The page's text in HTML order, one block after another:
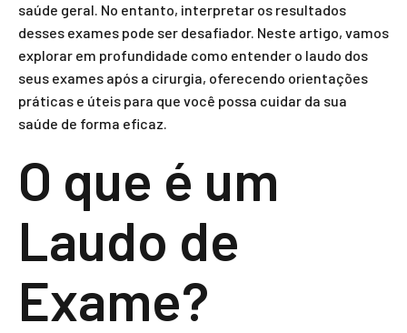
saúde geral. No entanto, interpretar os resultados
desses exames pode ser desafiador. Neste artigo, vamos
explorar em profundidade como entender o laudo dos
seus exames após a cirurgia, oferecendo orientações
práticas e úteis para que você possa cuidar da sua
saúde de forma eficaz.
O que é um
Laudo de
Exame?